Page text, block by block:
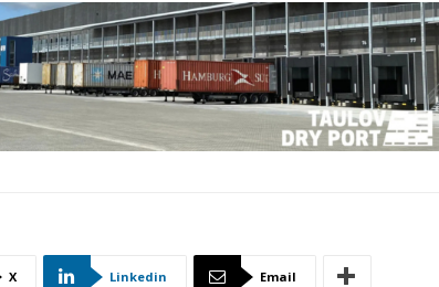
X Linkedin Email